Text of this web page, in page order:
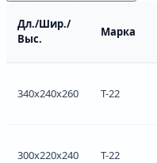
Дл./Шир./
Выс.
Марка
340x240x260 Т-22
300x220x240 Т-22